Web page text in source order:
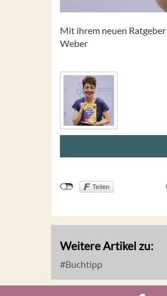
Mit ihrem neuen
Weber
Weitere Artikel zu:
Buchtipp